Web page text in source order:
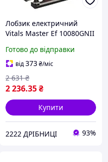
Лобзик електричний
Vitals Master Ef 10080GNII
Готово до відправки
від373₴/міс
2 236.35₴
2 631 ₴
Купити
2222 ДРІБНИЦІ 93%